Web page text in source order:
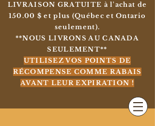
LIVRAISON GRATUITE à l'achat de
150.00 $ et plus (Québec et Ontario
seulement).
**NOUS LIVRONS AU CANADA
SEULEMENT**
UTILISEZ VOS POINTS DE
RÉCOMPENSE COMME RABAIS
AVANT LEUR EXPIRATION !